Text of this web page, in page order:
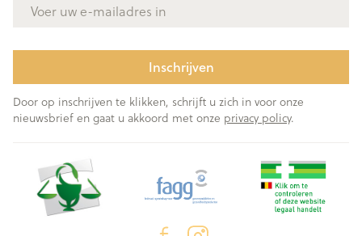
Inschrijven
Door op inschrijven te klikken, schrijft u zich in voor onze
nieuwsbrief en gaat u akkoord met onze privacy policy.